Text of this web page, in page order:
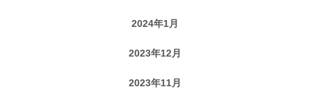
2024年1月
2023年12月
2023年11月